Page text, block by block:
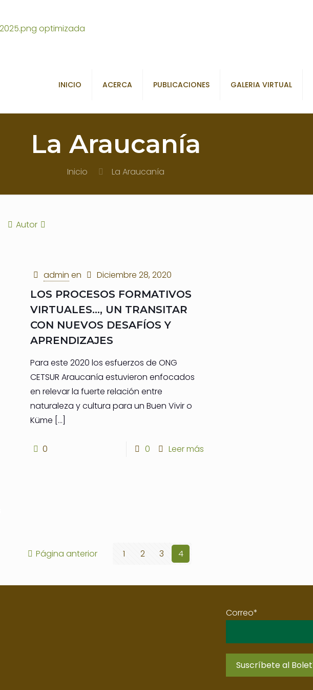
INICIO ACERCA PUBLICACIONES GALERIA VIRTUAL
La Araucanía
Inicio La Araucanía
Autor
admin en Diciembre 28, 2020
LOS PROCESOS FORMATIVOS
VIRTUALES…, UN TRANSITAR
CON NUEVOS DESAFÍOS Y
APRENDIZAJES
Para este 2020 los esfuerzos de ONG
CETSUR Araucanía estuvieron enfocados
en relevar la fuerte relación entre
naturaleza y cultura para un Buen Vivir o
Küme […]
0 0 Leer más
Página anterior 1 2 3 4
Correo*